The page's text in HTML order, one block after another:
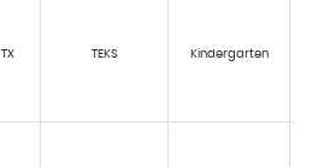
TX TEKS Kindergarten